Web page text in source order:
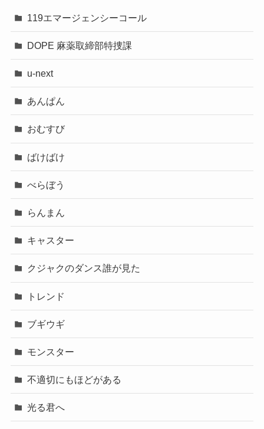
119エマージェンシーコール
DOPE 麻薬取締部特捜課
u-next
あんぱん
おむすび
ばけばけ
べらぼう
らんまん
キャスター
クジャクのダンス誰が見た
トレンド
ブギウギ
モンスター
不適切にもほどがある
光る君へ